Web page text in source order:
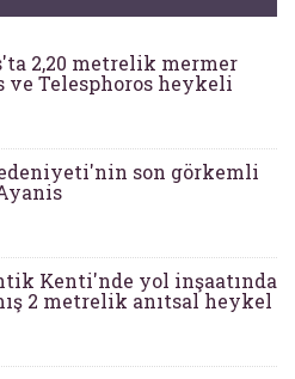
2,20 metrelik mermer
ve Telesphoros heykeli
son görkemli
Kenti'nde yol inşaatında
2 metrelik anıtsal heykel